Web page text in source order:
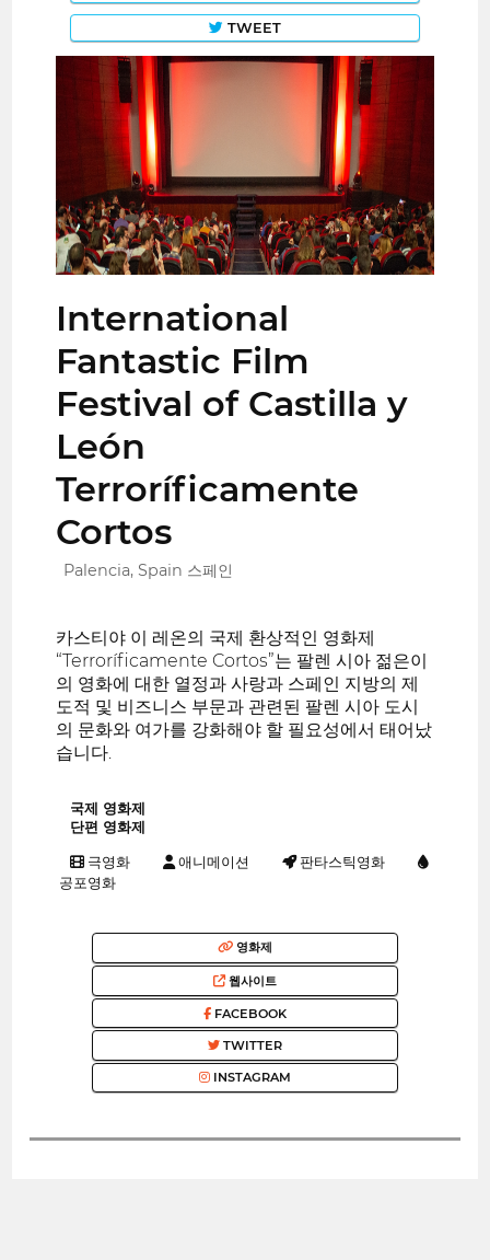
TWEET
International
Fantastic Film
Festival of Castilla y
León
Terroríficamente
Cortos
Palencia, Spain 스페인
카스티야 이 레온의 국제 환상적인 영화제
“Terroríficamente Cortos”는 팔렌 시아 젊은이
의 영화에 대한 열정과 사랑과 스페인 지방의 제
도적 및 비즈니스 부문과 관련된 팔렌 시아 도시
의 문화와 여가를 강화해야 할 필요성에서 태어났
습니다.
국제 영화제
단편 영화제
극영화 애니메이션
판타스틱영화
공포영화
영화제
웹사이트
FACEBOOK
TWITTER
INSTAGRAM